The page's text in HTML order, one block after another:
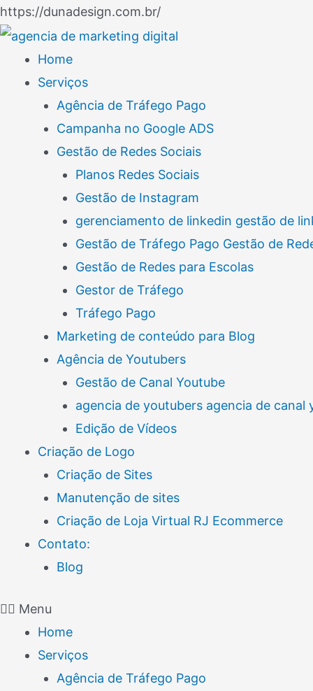
https://dunadesign.com.br/Ir
para
Home
Serviços
Agência de Tráfego Pago
Campanha no Google ADS
Gestão de Redes Sociais
Planos Redes Sociais
Gestão de Instagram
gerenciamento de linkedin gestão de
Gestão de Tráfego Pago Gestão de
Gestão de Redes para Escolas
Gestor de Tráfego
Tráfego Pago
Marketing de conteúdo para Blog
Agência de Youtubers
Gestão de Canal Youtube
agencia de youtubers agencia de canal
Edição de Vídeos
Criação de Logo
Criação de Sites
Manutenção de sites
Criação de Loja Virtual RJ Ecommerce
Contato:
Blog
Menu
Home
Serviços
Agência de Tráfego Pago
Navegação
de
Post